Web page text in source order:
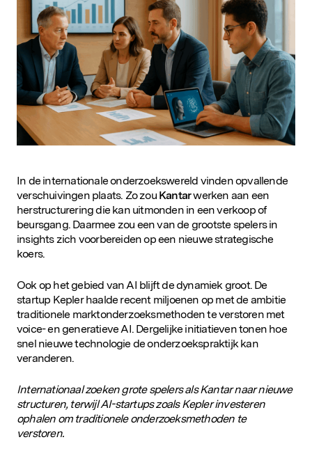
SLUIT JE AAN
In de internationale onderzoekswereld vinden opvallende
verschuivingen plaats. Zo zou Kantarwerken aan een
herstructurering die kan uitmonden in een verkoop of
beursgang. Daarmee zou een van de grootste spelers in
insights zich voorbereiden op een nieuwe strategische
koers.
Ook op het gebied van AI blijft de dynamiek groot. De
startup Kepler haalde recent miljoenen op met de ambitie
traditionele marktonderzoeksmethoden te verstoren met
voice- en generatieve AI. Dergelijke initiatieven tonen hoe
snel nieuwe technologie de onderzoekspraktijk kan
veranderen.
Internationaal zoeken grote spelers als Kantar naar nieuwe
structuren, terwijl AI-startups zoals Kepler investeren
ophalen om traditionele onderzoeksmethoden te
verstoren.